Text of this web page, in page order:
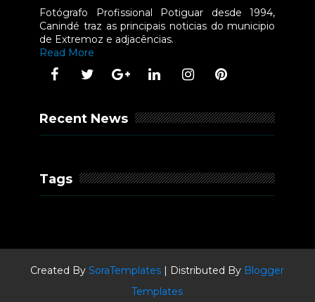
Fotógrafo Profissional Potiguar desde 1994,
Canindé traz as principais noticias do municipio
de Extremoz e adjacências.
Read More
Recent News
Tags
Created BySoraTemplates | Distributed By Blogger
Templates